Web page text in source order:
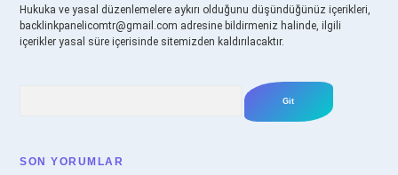
Hukuka ve yasal düzenlemelere aykırı olduğunu düşündüğünüz içerikleri,
backlinkpanelicomtr@gmail.com adresine bildirmeniz halinde, ilgili
içerikler yasal süre içerisinde sitemizden kaldırılacaktır.
SON YORUMLAR